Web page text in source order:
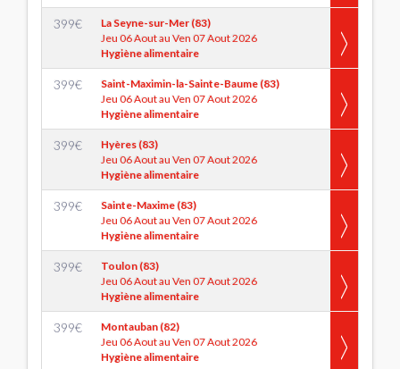
399€
La Seyne-sur-Mer (83)
Jeu 06 Aout au Ven 07 Aout 2026
Hygiène alimentaire
399€
Saint-Maximin-la-Sainte-Baume (83)
Jeu 06 Aout au Ven 07 Aout 2026
Hygiène alimentaire
399€
Hyères (83)
Jeu 06 Aout au Ven 07 Aout 2026
Hygiène alimentaire
399€
Sainte-Maxime (83)
Jeu 06 Aout au Ven 07 Aout 2026
Hygiène alimentaire
399€
Toulon (83)
Jeu 06 Aout au Ven 07 Aout 2026
Hygiène alimentaire
399€
Montauban (82)
Jeu 06 Aout au Ven 07 Aout 2026
Hygiène alimentaire